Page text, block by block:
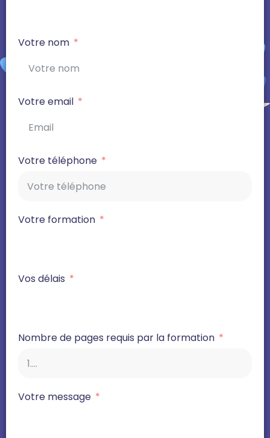
Votre nom
Votre email
Votre téléphone
Votre formation
Vos délais
Nombre de pages requis par la formation
Votre message